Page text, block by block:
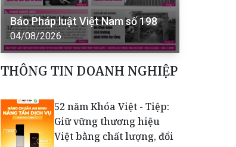
Báo Pháp luật Việt Nam số 198
04/08/2026
THÔNG TIN DOANH NGHIỆP
52 năm Khóa Việt - Tiệp:
Giữ vững thương hiệu
Việt bằng chất lượng, đổi